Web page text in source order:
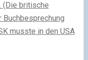
(Die britische
musste in den USA